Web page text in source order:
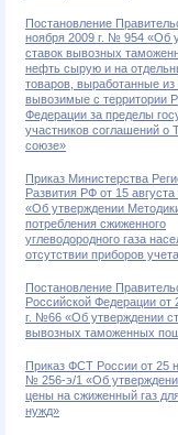
Постановление
ноября 2009 г. № 954 «Об
ставок вывозных
нефть сырую и на
товаров, выработанные
вывозимые с территории
Федерации за пределы
участников соглашений о
союзе»
Приказ Министерства
Развития РФ от 15
«Об утверждении
потребления сжиженного
углеводородного газа
отсутствии приборов
Постановление
Российской Федерации от
г. №66 «Об утверждении
вывозных таможенных
Приказ ФСТ России от 25
№ 256-э/1 «Об
цены на сжиженный газ
нужд»